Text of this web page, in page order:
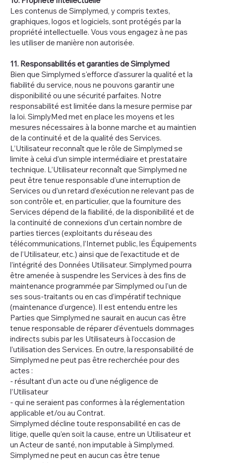
Les contenus de Simplymed, y compris textes,
graphiques, logos et logiciels, sont protégés par la
propriété intellectuelle. Vous vous engagez à ne pas
les utiliser de manière non autorisée.
11. Responsabilités et garanties de Simplymed
Bien que Simplymed s'efforce d'assurer la qualité et la
fiabilité du service, nous ne pouvons garantir une
disponibilité ou une sécurité parfaites. Notre
responsabilité est limitée dans la mesure permise par
la loi. SimplyMed met en place les moyens et les
mesures nécessaires à la bonne marche et au maintien
de la continuité et de la qualité des Services.
L’Utilisateur reconnaît que le rôle de Simplymed se
limite à celui d’un simple intermédiaire et prestataire
technique. L’Utilisateur reconnaît que Simplymed ne
peut être tenue responsable d’une interruption de
Services ou d’un retard d’exécution ne relevant pas de
son contrôle et, en particulier, que la fourniture des
Services dépend de la fiabilité, de la disponibilité et de
la continuité de connexions d’un certain nombre de
parties tierces (exploitants du réseau des
télécommunications, l’Internet public, les Équipements
de l’Utilisateur, etc.) ainsi que de l’exactitude et de
l’intégrité des Données Utilisateur. Simplymed pourra
être amenée à suspendre les Services à des fins de
maintenance programmée par Simplymed ou l’un de
ses sous-traitants ou en cas d’impératif technique
(maintenance d’urgence). Il est entendu entre les
Parties que Simplymed ne saurait en aucun cas être
tenue responsable de réparer d’éventuels dommages
indirects subis par les Utilisateurs à l’occasion de
l’utilisation des Services. En outre, la responsabilité de
Simplymed ne peut pas être recherchée pour des
actes :
- résultant d’un acte ou d’une négligence de
l’Utilisateur
- qui ne seraient pas conformes à la réglementation
applicable et/ou au Contrat.
Simplymed décline toute responsabilité en cas de
litige, quelle qu’en soit la cause, entre un Utilisateur et
un Acteur de santé, non imputable à Simplymed.
Simplymed ne peut en aucun cas être tenue